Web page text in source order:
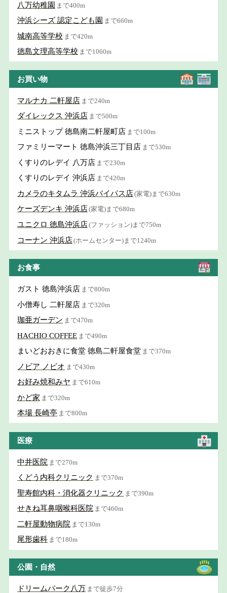
八万幼稚園 まで400m
沖浜シーズ 認定こども園 まで660m
城南高等学校 まで420m
徳島文理高等学校 まで1060m
お買い物
マルナカ 二軒屋店 まで240m
ダイレックス 沖浜店 まで500m
ミニストップ 徳島南二軒屋町店 まで100m
ファミリーマート 徳島沖浜三丁目店 まで530m
くすりのレデイ 八万店 まで230m
くすりのレデイ 沖浜店 まで420m
カメラのキタムラ 沖浜バイパス店(家電)まで630m
ケーズデンキ 沖浜店(家電)まで680m
ユニクロ 徳島沖浜店(ファッション)まで750m
コーナン 沖浜店(ホームセンター)まで1240m
お食事
ガスト 徳島沖浜店 まで800m
小僧寿し 二軒屋店 まで320m
珈亜ガーデン まで470m
HACHIO COFFEE まで490m
まいどおおきに食堂 徳島二軒屋食堂 まで370m
ノビア ノビオ まで430m
お好み焼和みヤ まで610m
かど家 まで320m
本場 長崎亭 まで800m
医療
中井医院 まで270m
くどう内科クリニック まで370m
聖寿館内科・消化器クリニック まで390m
せきね耳鼻咽喉科医院 まで460m
二軒屋動物病院 まで130m
尾形歯科 まで180m
公園・自然
ドリームパーク八万 まで徒歩7分